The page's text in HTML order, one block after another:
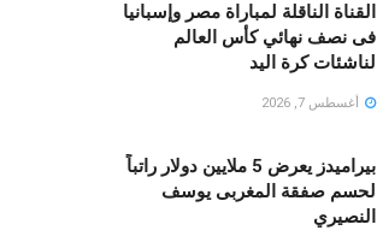
القناة الناقلة لمباراة مصر وإسبانيا
فى نصف نهائي كأس العالم
لناشئات كرة اليد
أغسطس 7, 2026
بيراميدز يعرض 5 ملايين دولار راتباً
لحسم صفقة المغربى يوسف
النصيري